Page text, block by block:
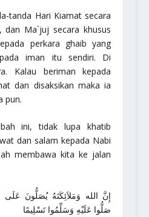
tanda Hari Kiamat secara
dan Ma`juj secara khusus
perkara ghaib yang
iman itu sendiri. Di
Kalau beriman kepada
dan disaksikan maka ia
pun.
ini, tidak lupa khatib
dan salam kepada Nabi
membawa kita ke jalan
إِنَّ الله وَمَلاَئِكَتَهُ يُصَلُّونَ عَلَى
صَلُّوا عَلَيْهِ وَسَلِّمُوا تَسْلِيمًا